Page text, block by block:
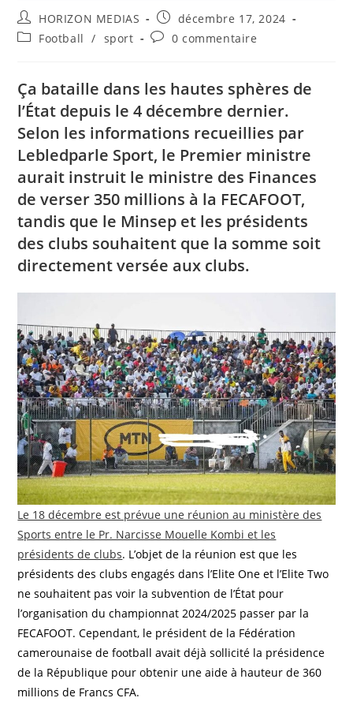
HORIZON MEDIAS
décembre 17, 2024
Football
/ sport 0 commentaire
Ça bataille dans les hautes sphères de
l’État depuis le 4 décembre dernier.
Selon les informations recueillies par
Lebledparle Sport, le Premier ministre
aurait instruit le ministre des Finances
de verser 350 millions à la FECAFOOT,
tandis que le Minsep et les présidents
des clubs souhaitent que la somme soit
directement versée aux clubs.
Le 18 décembre est prévue une réunion au ministère des
Sports entre le Pr. Narcisse Mouelle Kombi et les
présidents de clubs. L’objet de la réunion est que les
présidents des clubs engagés dans l’Elite One et l’Elite Two
ne souhaitent pas voir la subvention de l’État pour
l’organisation du championnat 2024/2025 passer par la
FECAFOOT. Cependant, le président de la Fédération
camerounaise de football avait déjà sollicité la présidence
de la République pour obtenir une aide à hauteur de 360
millions de Francs CFA.